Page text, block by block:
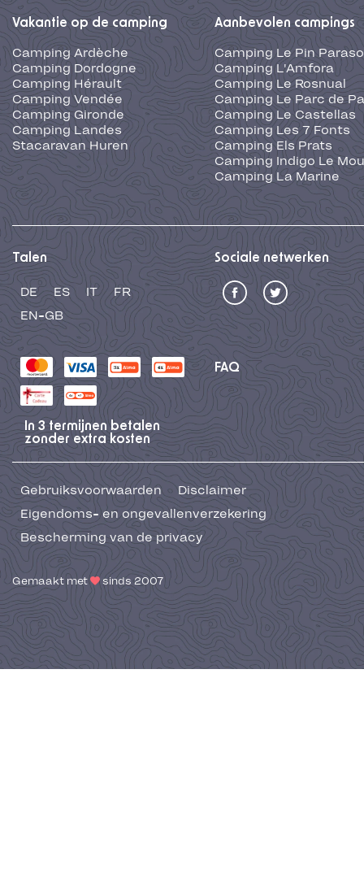
Vakantie op de camping
Camping Ardèche
Camping Dordogne
Camping Hérault
Camping Vendée
Camping Gironde
Camping Landes
Stacaravan Huren
Aanbevolen campings
Camping Le Pin
Camping L'Amfora
Camping Le Rosnual
Camping Le Parc de
Camping Le Castellas
Camping Les 7 Fonts
Camping Els Prats
Camping Indigo Le
Camping La Marine
Talen
DE ES IT
FR
EN-GB
Sociale netwerken
FAQ
In 3 termijnen betalen
zonder extra kosten
Gebruiksvoorwaarden
Disclaimer
Eigendoms- en ongevallenverzekering
Bescherming van de privacy
Gemaakt met sinds 2007